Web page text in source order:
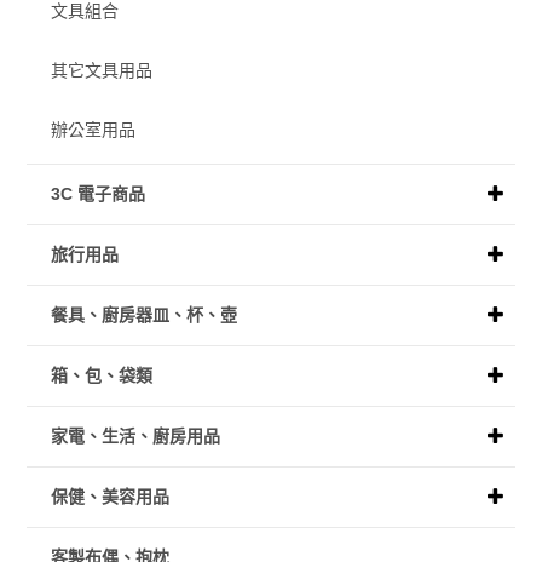
文具組合
其它文具用品
辦公室用品
3C 電子商品
旅行用品
餐具、廚房器皿、杯、壺
箱、包、袋類
家電、生活、廚房用品
保健、美容用品
客製布偶、抱枕